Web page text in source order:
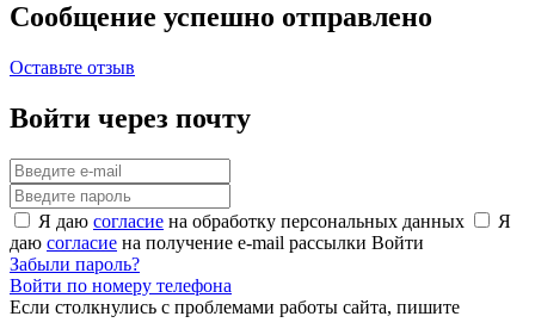
Сообщение успешно отправлено
Оставьте отзыв
Войти через почту
Я даю согласие на обработку персональных данных
Я
даю согласие на получение e-mail рассылки Войти
Забыли пароль?
Войти по номеру телефона
Если столкнулись с проблемами работы сайта, пишите